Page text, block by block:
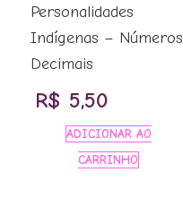
Personalidades
Indígenas – Números
Decimais
R$ 5,50
ADICIONAR AO
CARRINHO